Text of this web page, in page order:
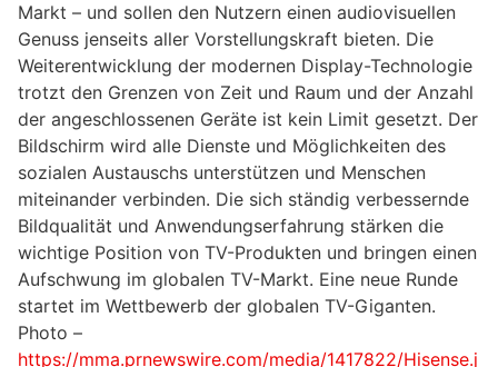
Markt – und sollen den Nutzern einen audiovisuellen
Genuss jenseits aller Vorstellungskraft bieten. Die
Weiterentwicklung der modernen Display-Technologie
trotzt den Grenzen von Zeit und Raum und der Anzahl
der angeschlossenen Geräte ist kein Limit gesetzt. Der
Bildschirm wird alle Dienste und Möglichkeiten des
sozialen Austauschs unterstützen und Menschen
miteinander verbinden. Die sich ständig verbessernde
Bildqualität und Anwendungserfahrung stärken die
wichtige Position von TV-Produkten und bringen einen
Aufschwung im globalen TV-Markt. Eine neue Runde
startet im Wettbewerb der globalen TV-Giganten.
Photo –
https://mma.prnewswire.com/media/1417822/Hisense.j